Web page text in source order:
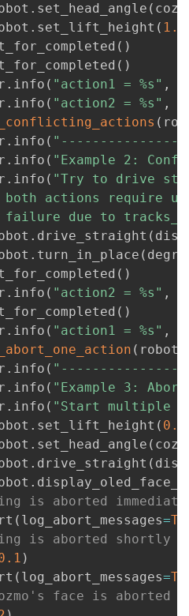
. set_head_angle (
. set_lift_height ( 1.0
( )
( )
. info ( "action1 = %s" ,
. info ( "action2 = %s" ,
(
. info (
. info ( "Example 2:
. info ( "Try to drive
both actions require
due to
. drive_straight (
. turn_in_place (
( )
. info ( "action2 = %s" ,
( )
. info ( "action1 = %s" ,
( robot
. info (
. info ( "Example 3:
. info ( "Start multiple
. set_lift_height ( 0.0
. set_head_angle (
. drive_straight (
.
is aborted
( log_abort_messages=
is aborted shortly
)
( log_abort_messages=
face is aborted